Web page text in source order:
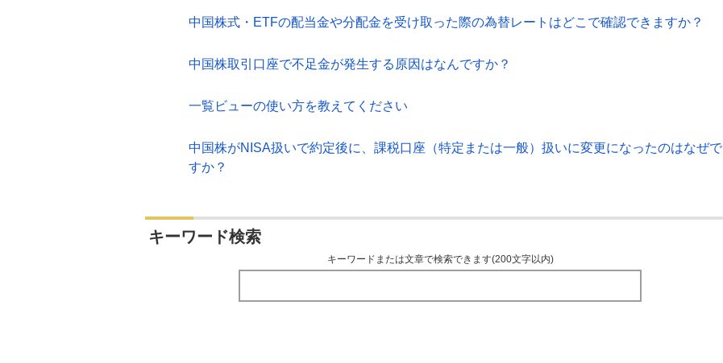
中国株式・ETFの配当金や分配金を受け取った際の為替レートはどこで確認できますか？
中国株取引口座で不足金が発生する原因はなんですか？
一覧ビューの使い方を教えてください
中国株がNISA扱いで約定後に、課税口座（特定または一般）扱いに変更になったのはなぜで
すか？
キーワード検索
キーワードまたは文章で検索できます(200文字以内)